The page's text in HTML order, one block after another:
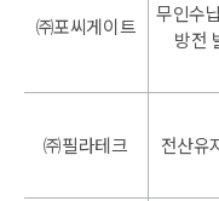
㈜포씨게이트
무인수
방전
㈜필라테크 전산유